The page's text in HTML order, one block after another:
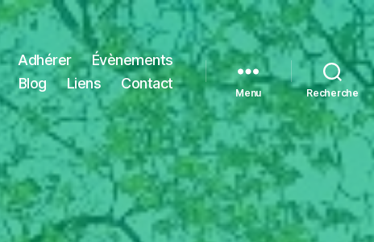
Adhérer
Évènements
Blog Liens Contact
Menu Recherche